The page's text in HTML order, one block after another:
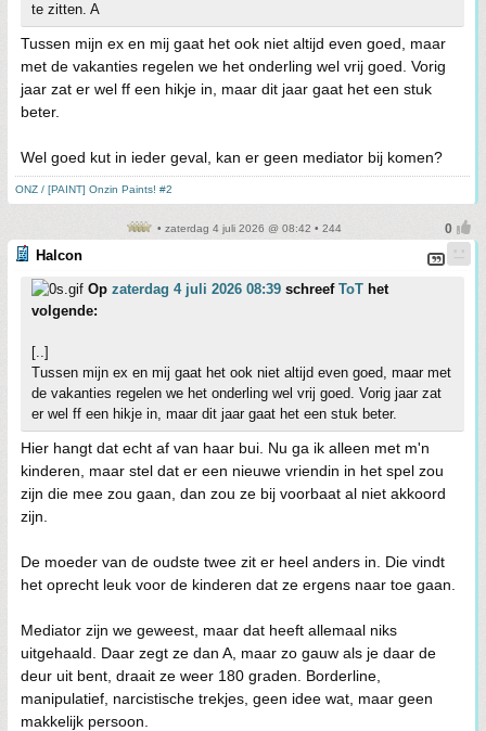
te zitten. A
Tussen mijn ex en mij gaat het ook niet altijd even goed, maar
met de vakanties regelen we het onderling wel vrij goed. Vorig
jaar zat er wel ff een hikje in, maar dit jaar gaat het een stuk
beter.
Wel goed kut in ieder geval, kan er geen mediator bij komen?
ONZ / [PAINT] Onzin Paints! #2
• zaterdag 4 juli 2026 @ 08:42 • 244
Halcon
Op zaterdag 4 juli 2026 08:39 schreef ToT het
volgende:
[..]
Tussen mijn ex en mij gaat het ook niet altijd even goed, maar met
de vakanties regelen we het onderling wel vrij goed. Vorig jaar zat
er wel ff een hikje in, maar dit jaar gaat het een stuk beter.
Hier hangt dat echt af van haar bui. Nu ga ik alleen met m'n
kinderen, maar stel dat er een nieuwe vriendin in het spel zou
zijn die mee zou gaan, dan zou ze bij voorbaat al niet akkoord
zijn.
De moeder van de oudste twee zit er heel anders in. Die vindt
het oprecht leuk voor de kinderen dat ze ergens naar toe gaan.
Mediator zijn we geweest, maar dat heeft allemaal niks
uitgehaald. Daar zegt ze dan A, maar zo gauw als je daar de
deur uit bent, draait ze weer 180 graden. Borderline,
manipulatief, narcistische trekjes, geen idee wat, maar geen
makkelijk persoon.